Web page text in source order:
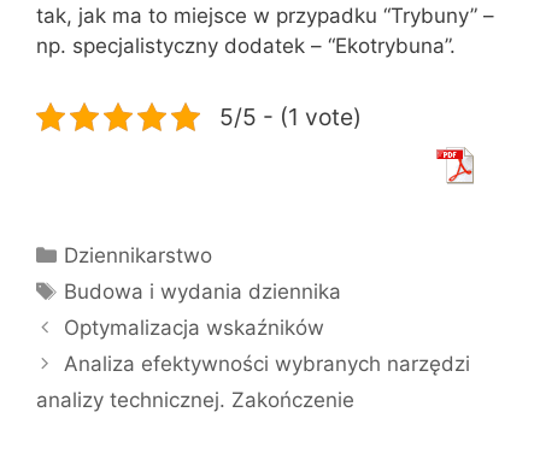
tak, jak ma to miejsce w przypadku “Trybuny” –
np. specjalistyczny dodatek – “Ekotrybuna”.
5/5 - (1 vote)
Kategorie
Dziennikarstwo
Tagi
Budowa i wydania dziennika
Optymalizacja wskaźników
Analiza efektywności wybranych narzędzi
analizy technicznej. Zakończenie